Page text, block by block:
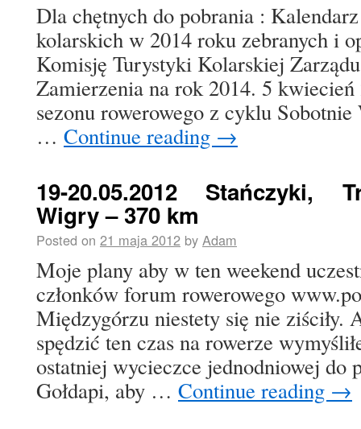
Dla chętnych do pobrania :
kolarskich w 2014 roku zebranych i
Komisję Turystyki Kolarskiej
Zamierzenia na rok 2014. 5
sezonu rowerowego z cyklu
… Continue reading →
19-20.05.2012 Stańczyki,
Wigry – 370 km
Posted on 21 maja 2012 by Adam
Moje plany aby w ten weekend
członków forum rowerowego
Międzygórzu niestety się nie ziściły.
spędzić ten czas na rowerze
ostatniej wycieczce jednodniowej do
Gołdapi, aby … Continue reading →